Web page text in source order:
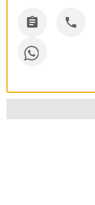
 